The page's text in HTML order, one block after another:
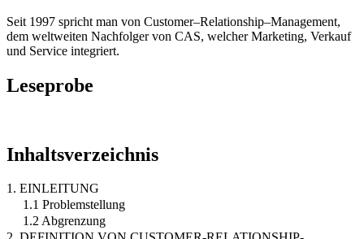
Seit 1997 spricht man von Customer–Relationship–Management,
dem weltweiten Nachfolger von CAS, welcher Marketing, Verkauf
und Service integriert.
Leseprobe
Inhaltsverzeichnis
1. EINLEITUNG
1.1 Problemstellung
1.2 Abgrenzung